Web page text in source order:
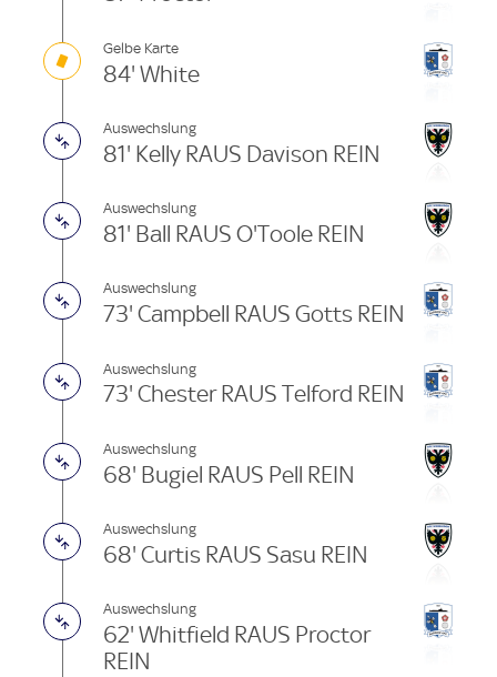
Gelbe Karte
84' White
Auswechslung
81' Kelly RAUS Davison REIN
Auswechslung
81' Ball RAUS O'Toole REIN
Auswechslung
73' Campbell RAUS Gotts REIN
Auswechslung
73' Chester RAUS Telford REIN
Auswechslung
68' Bugiel RAUS Pell REIN
Auswechslung
68' Curtis RAUS Sasu REIN
Auswechslung
62' Whitfield RAUS Proctor
REIN